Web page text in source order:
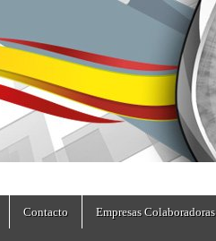
Contacto Empresas Colaboradoras